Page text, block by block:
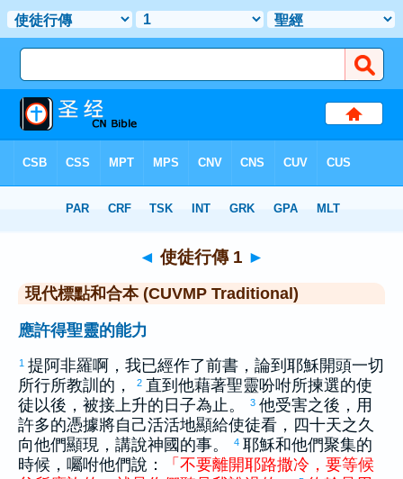
> 使徒行傳 1
◄ 使徒行傳 1 ►
現代標點和合本 (CUVMP Traditional)
應許得聖靈的能力
1 提阿非羅啊，我已經作了前書，論到耶穌開頭一切
所行所教訓的，
2 直到他藉著聖靈吩咐所揀選的使
徒以後，被接上升的日子為止。
3 他受害之後，用
許多的憑據將自己活活地顯給使徒看，四十天之久
向他們顯現，講說神國的事。
4 耶穌和他們聚集的
時候，囑咐他們說：
「 不要離開耶路撒冷 ， 要等候